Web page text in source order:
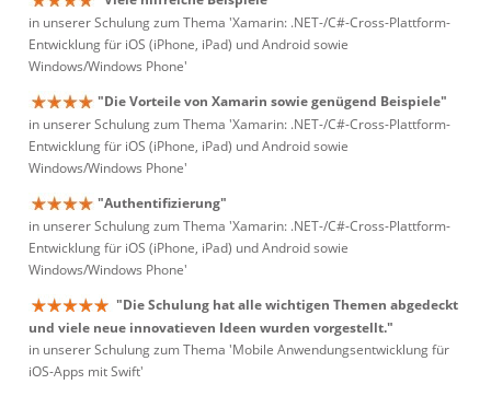
in unserer Schulung zum Thema 'Xamarin: .NET-/C#-Cross-Plattform-
Entwicklung für iOS (iPhone, iPad) und Android sowie
Windows/Windows Phone'
"Die Vorteile von Xamarin sowie genügend Beispiele"
in unserer Schulung zum Thema 'Xamarin: .NET-/C#-Cross-Plattform-
Entwicklung für iOS (iPhone, iPad) und Android sowie
Windows/Windows Phone'
"Authentifizierung"
in unserer Schulung zum Thema 'Xamarin: .NET-/C#-Cross-Plattform-
Entwicklung für iOS (iPhone, iPad) und Android sowie
Windows/Windows Phone'
"Die Schulung hat alle wichtigen Themen abgedeckt
und viele neue innovatieven Ideen wurden vorgestellt."
in unserer Schulung zum Thema 'Mobile Anwendungsentwicklung für
iOS-Apps mit Swift'